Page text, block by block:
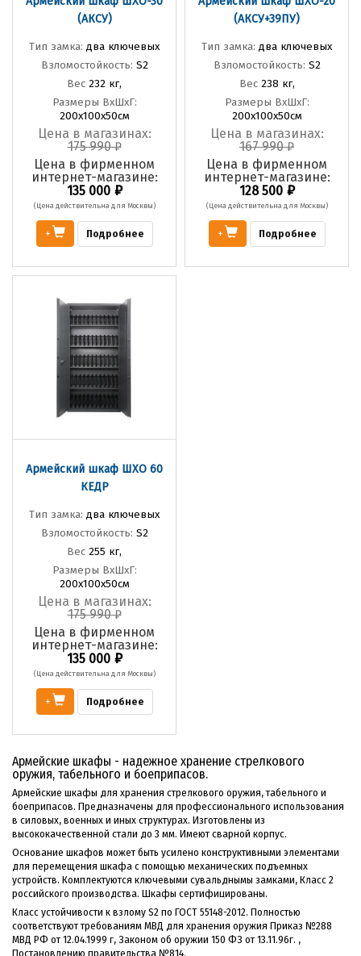
(АКСУ)
Тип замка: два ключевых
Взломостойкость: S2
Вес 232 кг,
Размеры ВхШхГ:
200х100х50см
Цена в магазинах:
175 990₽
Цена в фирменном
интернет-магазине:
135 000₽
(Цена действительна для Москвы)
+ Подробнее
(АКСУ+39ПУ)
Тип замка: два ключевых
Взломостойкость: S2
Вес 238 кг,
Размеры ВхШхГ:
200х100х50см
Цена в магазинах:
167 990₽
Цена в фирменном
интернет-магазине:
128 500₽
(Цена действительна для Москвы)
+ Подробнее
Армейский шкаф ШХО 60
КЕДР
Тип замка: два ключевых
Взломостойкость: S2
Вес 255 кг,
Размеры ВхШхГ:
200х100х50см
Цена в магазинах:
175 990₽
Цена в фирменном
интернет-магазине:
135 000₽
(Цена действительна для Москвы)
+ Подробнее
Армейские шкафы - надежное хранение стрелкового
оружия, табельного и боеприпасов.
Армейские шкафы для хранения стрелкового оружия, табельного и
боеприпасов. Предназначены для профессионального использования
в силовых, военных и иных структурах. Изготовлены из
высококачественной стали до 3 мм. Имеют сварной корпус.
Основание шкафов может быть усилено конструктивными элементами
для перемещения шкафа с помощью механических подъемных
устройств. Комплектуются ключевыми сувальднымы замками, Класс 2
российского производства. Шкафы сертифицированы.
Класс устойчивости к взлому S2 по ГОСТ 55148-2012. Полностью
соответствуют требованиям МВД для хранения оружия Приказ №288
МВД РФ от 12.04.1999 г, Законом об оружии 150 ФЗ от 13.11.96г. ,